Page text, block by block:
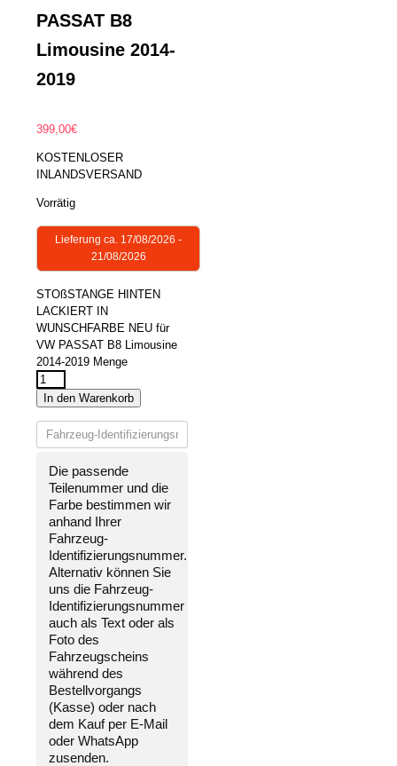
PASSAT B8
Limousine 2014-
2019
399,00€
KOSTENLOSER
INLANDSVERSAND
Vorrätig
Lieferung ca. 17/08/2026 -
21/08/2026
STOßSTANGE HINTEN
LACKIERT IN
WUNSCHFARBE NEU für
VW PASSAT B8 Limousine
2014-2019 Menge
In den Warenkorb
Die passende
Teilenummer und die
Farbe bestimmen wir
anhand Ihrer
Fahrzeug-
Identifizierungsnummer.
Alternativ können Sie
uns die Fahrzeug-
Identifizierungsnummer
auch als Text oder als
Foto des
Fahrzeugscheins
während des
Bestellvorgangs
(Kasse) oder nach
dem Kauf per E-Mail
oder WhatsApp
zusenden.